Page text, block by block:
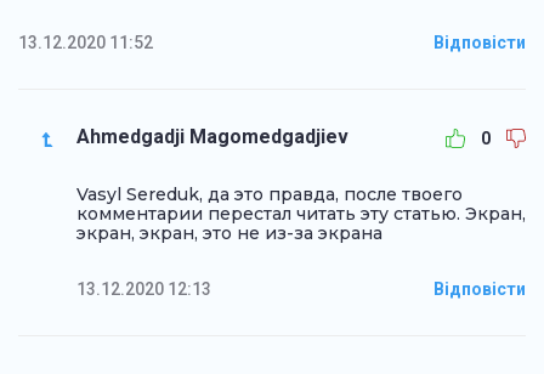
13.12.2020 11:52 Відповісти
Ahmedgadji Magomedgadjiev 0
Vasyl Sereduk, да это правда, после твоего
комментарии перестал читать эту статью. Экран,
экран, экран, это не из-за экрана
13.12.2020 12:13 Відповісти